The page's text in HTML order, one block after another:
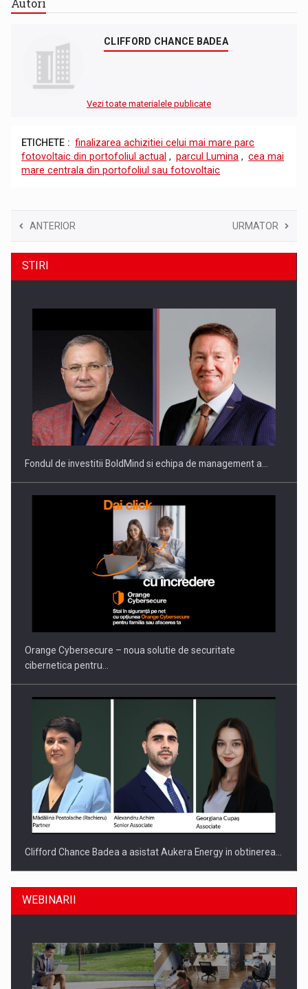
Autori
CLIFFORD CHANCE BADEA
Vezi toate materialele publicate
ETICHETE : finalizarea achizitiei celui mai mare parc
fotovoltaic din portofoliul actual , parcul Lumina , cea mai
mare centrala din portofoliul sau fotovoltaic
ANTERIOR URMATOR
STIRI
Fondul de investitii BoldMind si echipa de management a…
Orange Cybersecure – noua solutie de securitate
cibernetica pentru…
Clifford Chance Badea a asistat Aukera Energy in obtinerea…
WEBINARII